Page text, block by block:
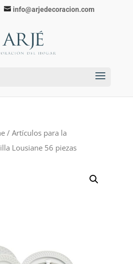
info@arjedecoracion.com
/ Artículos para la
Lousiane 56 piezas